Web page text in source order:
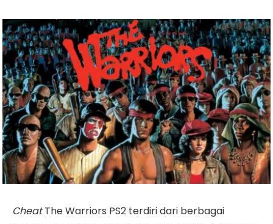
CheatThe Warriors PS2 terdiri dari berbagai